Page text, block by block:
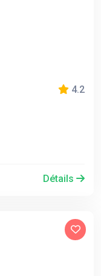
4.2
Détails